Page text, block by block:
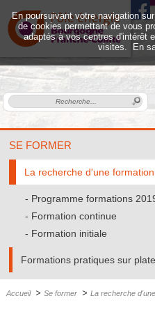
SE FORMER
La recherche d'une formation
Programme formations
Formation continue
Formation initiale
Formations pratiques sur
Accueil > Se former > La recherche
En poursuivant votre navigation
de cookies permettant de vous
adaptés à vos centres d'intérêt
visites.
En